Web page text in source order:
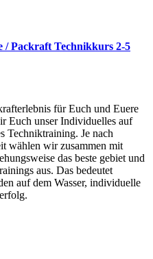
/ Packraft Technikkurs 2-5
für Euch und Euere
Euch unser Individuelles auf
Techniktraining. Je nach
wählen wir zusammen mit
das beste gebiet und
aus. Das bedeutet
auf dem Wasser, individuelle